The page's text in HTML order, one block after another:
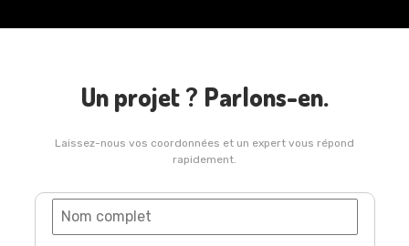
Un projet ? Parlons-en.
Laissez-nous vos coordonnées et un expert vous répond
rapidement.